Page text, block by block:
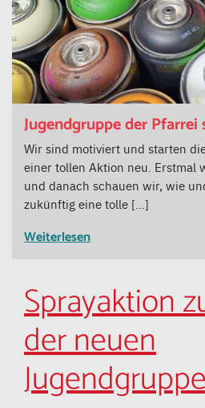
Jugendgruppe der
Wir sind motiviert und starten
einer tollen Aktion neu. Erstmal
und danach schauen wir, wie
zukünftig eine tolle […]
Weiterlesen
Sprayaktion
der neuen